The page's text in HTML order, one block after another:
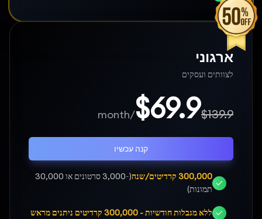
ארגוני
לצוותים ועסקים
$69.9$139.9
/month
קנה עכשיו
300,000 קרדיטים/שנה
(~3,000 סרטונים או 30,000
תמונות)
ללא מגבלות חודשיות - 300,000 קרדיטים ניתנים מראש